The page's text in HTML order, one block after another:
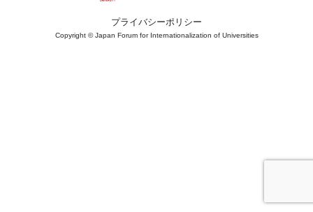
プライバシーポリシー
Copyright © Japan Forum for Internationalization of Universities